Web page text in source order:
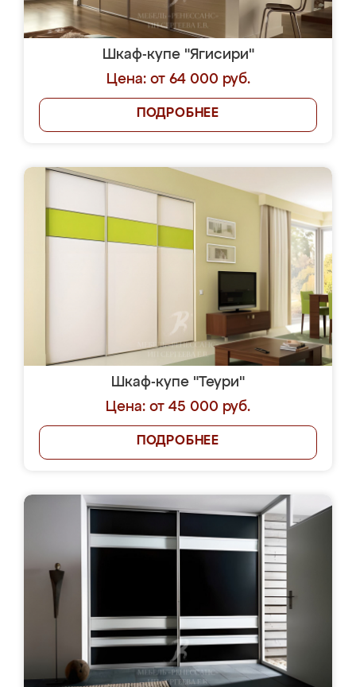
Шкаф-купе "Ягисири"
Цена: от 64 000 руб.
ПОДРОБНЕЕ
Шкаф-купе "Теури"
Цена: от 45 000 руб.
ПОДРОБНЕЕ